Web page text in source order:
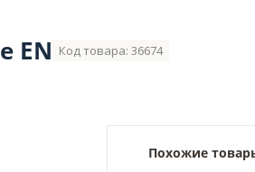
EN Код товара: 36674
Похожие